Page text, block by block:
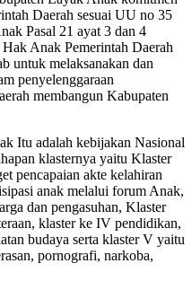
Daerah sesuai UU no 35
Pasal 21 ayat 3 dan 4
Anak Pemerintah Daerah
untuk melaksanakan dan
penyelenggaraan
membangun Kabupaten
Itu adalah kebijakan Nasional
klasternya yaitu Klaster
pencapaian akte kelahiran
anak melalui forum Anak,
dan pengasuhan, Klaster
klaster ke IV pendidikan,
budaya serta klaster V yaitu
pornografi, narkoba,